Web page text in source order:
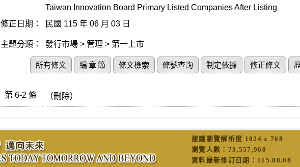
Taiwan Innovation Board Primary Listed Companies After Listing
修正日期：
民國 115 年 06 月 03 日
主題分類： 發行市場 > 管理 > 第一上市
所有條文 編 章 節 條文檢索 條號查詢 制定依據 修正條文
第 6-2 條 （刪除）
建議瀏覽解析度 1024 x 768
瀏覽人數： 73,557,960
資料最新修訂日期： 115.08.08